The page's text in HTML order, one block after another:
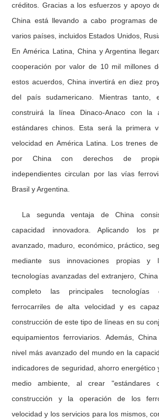
créditos. Gracias a los esfuerzos y apoyo
China está llevando a cabo programas
varios países, incluidos Estados Unidos,
En América Latina, China y Argentina
cooperación por valor de 10 mil millones
estos acuerdos, China invertirá en diez
del país sudamericano. Mientras tanto,
construirá la línea Dinaco-Anaco con la
estándares chinos. Esta será la primera
velocidad en América Latina. Los trenes
por China con derechos de
independientes circulan por las vías
Brasil y Argentina.
La segunda ventaja de China
capacidad innovadora. Aplicando los
avanzado, maduro, económico, práctico,
mediante sus innovaciones propias y
tecnologías avanzadas del extranjero,
completo las principales tecnologías
ferrocarriles de alta velocidad y es
construcción de este tipo de líneas en su
equipamientos ferroviarios. Además,
nivel más avanzado del mundo en la
indicadores de seguridad, ahorro energético
medio ambiente, al crear "estándares
construcción y la operación de los
velocidad y los servicios para los mismos,